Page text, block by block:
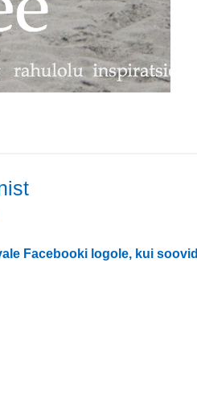
Facebooki logole, kui soovid